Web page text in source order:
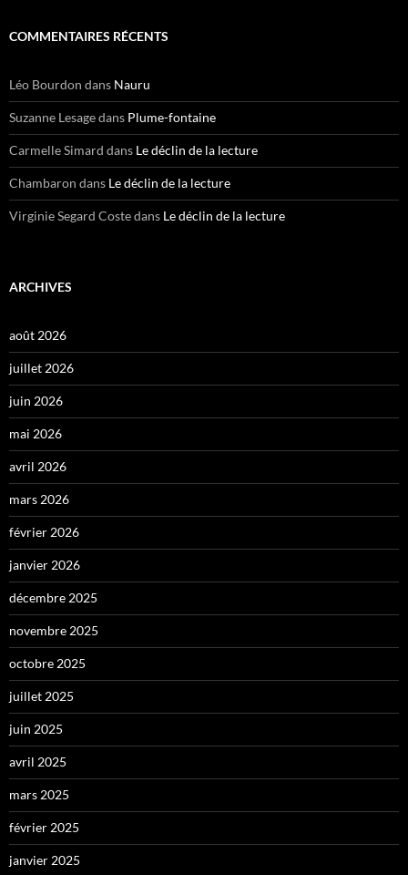
COMMENTAIRES RÉCENTS
Léo Bourdon dans Nauru
Suzanne Lesagedans Plume-fontaine
Carmelle Simard dans Le déclin de la lecture
Chambaron dans Le déclin de la lecture
Virginie Segard Costedans Le déclin de la lecture
ARCHIVES
août 2026
juillet 2026
juin 2026
mai 2026
avril 2026
mars 2026
février 2026
janvier 2026
décembre 2025
novembre 2025
octobre 2025
juillet 2025
juin 2025
avril 2025
mars 2025
février 2025
janvier 2025